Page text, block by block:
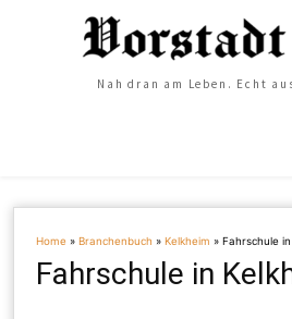
Nah dran am Leben. Echt
Home »Branchenbuch »Kelkheim »Fahrschule
Fahrschule in